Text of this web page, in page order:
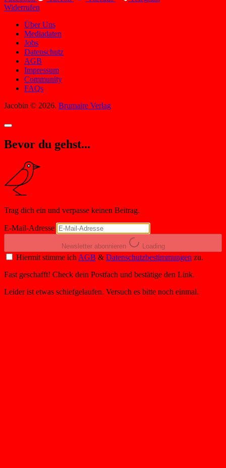
Widerrufen
Über Uns
Mediadaten
Jobs
Datenschutz
AGB
Impressum
Community
FAQs
Jacobin © 2026. Brumaire Verlag
Bevor du gehst...
Trag dich ein und verpasse keinen Beitrag.
E-Mail-Adresse
Newsletter abonnieren Loading
Hiermit stimme ich AGB & Datenschutzbestimmungen zu.
Fast geschafft! Check dein Postfach und bestätige den Link.
Leider ist etwas schiefgelaufen. Versuch es bitte noch einmal.